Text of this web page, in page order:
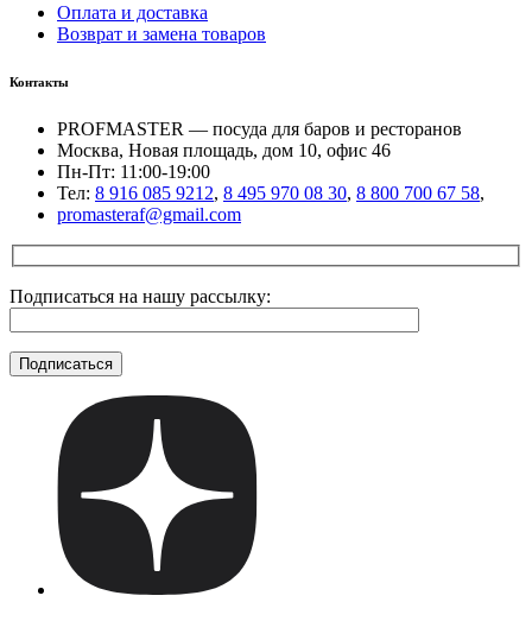
Оплата и доставка
Возврат и замена товаров
Контакты
PROFMASTER — посуда для баров и ресторанов
Москва, Новая площадь, дом 10, офис 46
Пн-Пт: 11:00-19:00
Тел: 8 916 085 9212, 8 495 970 08 30, 8 800 700 67 58,
promasteraf@gmail.com
Подписаться на нашу рассылку: